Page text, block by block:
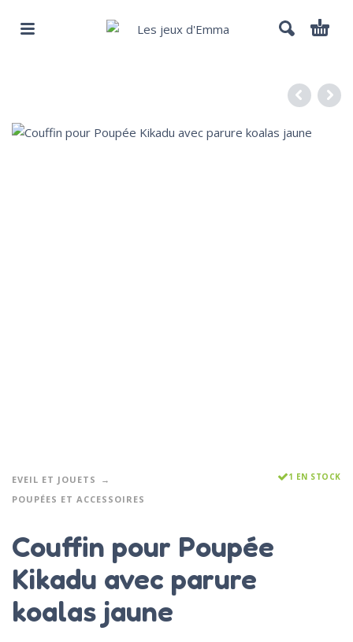
EVEIL ET JOUETS
POUPÉES ET ACCESSOIRES
1 EN STOCK
Couffin pour Poupée
Kikadu avec parure
koalas jaune